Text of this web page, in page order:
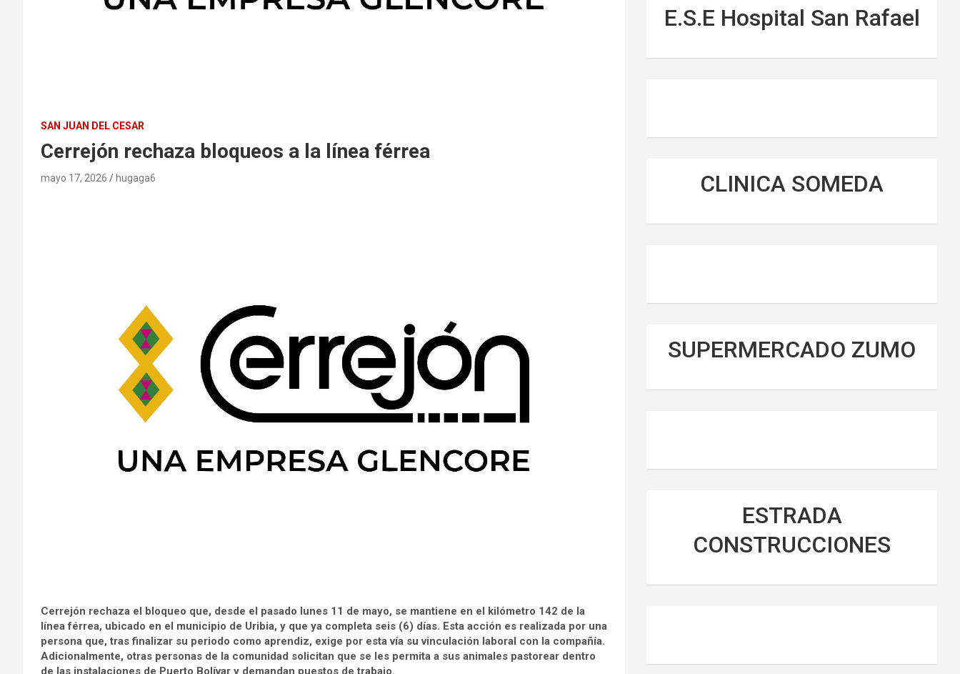
SAN JUAN DEL CESAR
Cerrejón rechaza bloqueos a la línea férrea
mayo 17, 2026 hugaga6
Cerrejón rechaza el bloqueo que, desde el pasado lunes 11 de mayo, se mantiene en el kilómetro 142 de la
línea férrea, ubicado en el municipio de Uribia, y que ya completa seis (6) días. Esta acción es realizada por una
persona que, tras finalizar su periodo como aprendiz, exige por esta vía su vinculación laboral con la compañía.
Adicionalmente, otras personas de la comunidad solicitan que se les permita a sus animales pastorear dentro
E.S.E Hospital San Rafael
CLINICA SOMEDA
SUPERMERCADO ZUMO
ESTRADA
CONSTRUCCIONES